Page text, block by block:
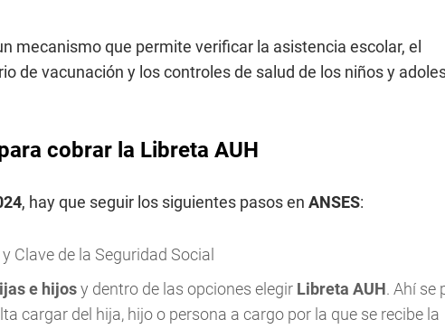
mecanismo que permite verificar la asistencia escolar, el
de vacunación y los controles de salud de los niños y
cobrar la Libreta AUH
, hay que seguir los siguientes pasos en ANSES:
Clave de la Seguridad Social
e hijosy dentro de las opciones elegir Libreta AUH. Ahí se
cargar del hija, hijo o persona a cargo por la que se recibe la